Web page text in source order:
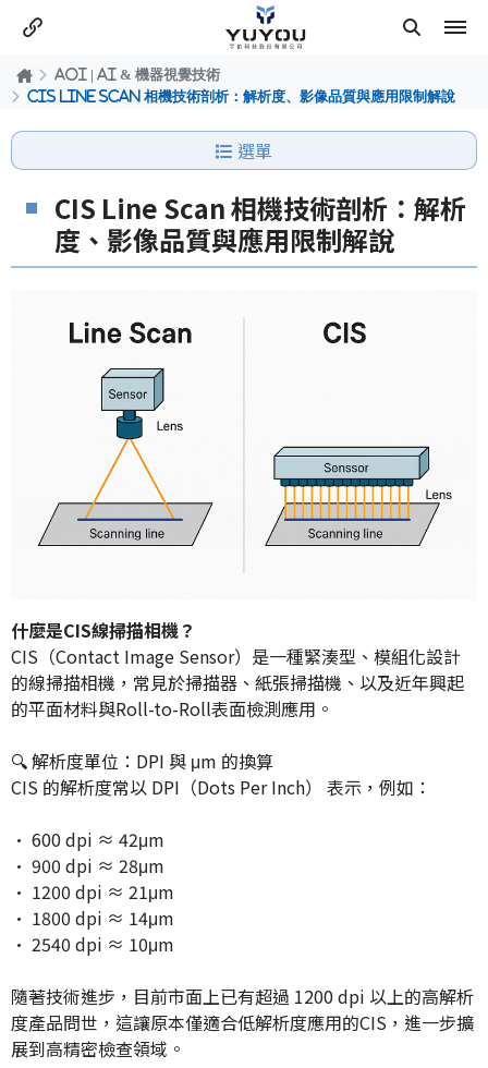
AOI | AI & 機器視覺技術
CIS Line Scan 相機技術剖析：解析度、影像品質與應用限制解說
選單
CIS Line Scan 相機技術剖析：解析
度、影像品質與應用限制解說
什麼是CIS線掃描相機？
CIS（Contact Image Sensor）是一種緊湊型、模組化設計
的線掃描相機，常見於掃描器、紙張掃描機、以及近年興起
的平面材料與Roll-to-Roll表面檢測應用。
🔍 解析度單位：DPI 與 μm 的換算
CIS 的解析度常以 DPI（Dots Per Inch） 表示，例如：
• 600 dpi ≈ 42μm
• 900 dpi ≈ 28μm
• 1200 dpi ≈ 21μm
• 1800 dpi ≈ 14μm
• 2540 dpi ≈ 10μm
隨著技術進步，目前市面上已有超過 1200 dpi 以上的高解析
度產品問世，這讓原本僅適合低解析度應用的CIS，進一步擴
展到高精密檢查領域。